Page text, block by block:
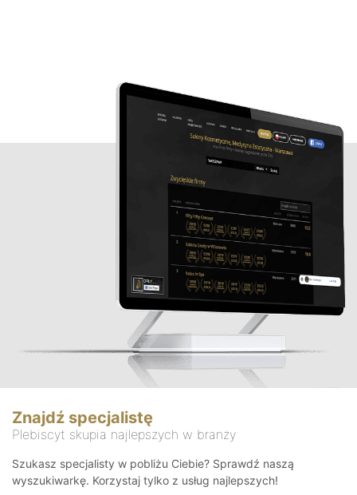
Znajdź specjalistę
Plebiscyt skupia najlepszych w branży
Szukasz specjalisty w pobliżu Ciebie? Sprawdź naszą
wyszukiwarkę. Korzystaj tylko z usług najlepszych!